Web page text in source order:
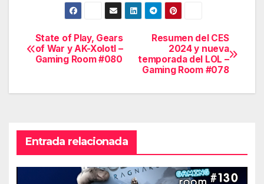
Navegación
de
entradas
Resumen del CES
2024 y nueva
temporada del LOL –
Gaming Room #078
State of Play, Gears
of War y AK-Xolotl –
Gaming Room #080
Entrada relacionada